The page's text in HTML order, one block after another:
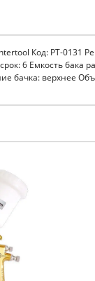
Код: PT-0131
6 Емкость бака
бачка: верхнее